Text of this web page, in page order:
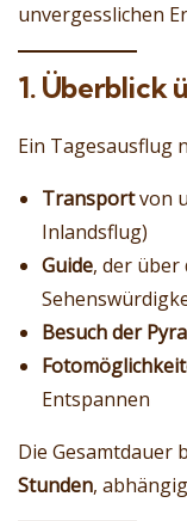
unvergesslichen
1. Überblick
Ein Tagesausflug
Transportvon
Inlandsflug)
Guide, der über
Besuch der
Entspannen
Die Gesamtdauer
Stunden,